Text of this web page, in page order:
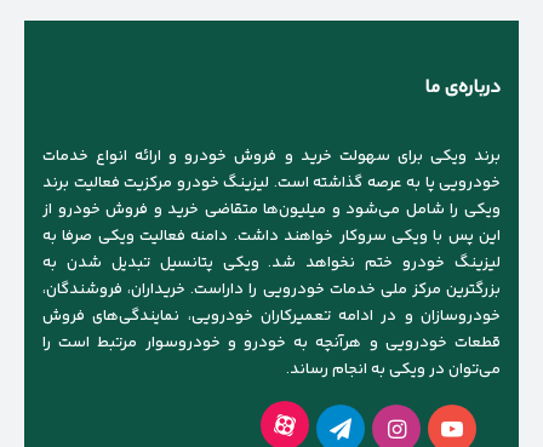
درباره‌ی ما
برند ویکی برای سهولت خرید و فروش خودرو و ارائه انواع خدمات
خودرویی پا به عرصه گذاشته است. لیزینگ خودرو مرکزیت فعالیت برند
ویکی را شامل می‌شود و میلیون‌ها متقاضی خرید و فروش خودرو از
این پس با ویکی سروکار خواهند داشت. دامنه فعالیت ویکی صرفا به
لیزینگ خودرو ختم نخواهد شد. ویکی پتانسیل تبدیل شدن به
بزرگترین مرکز ملی خدمات خودرویی را داراست. خریداران، فروشندگان،
خودروسازان و در ادامه تعمیرکاران خودرویی، نمایندگی‌های فروش
قطعات خودرویی و هرآنچه به خودرو و خودروسوار مرتبط است را
می‌توان در ویکی به انجام رساند.
یوتیوباینستاگرام
تلگرام آپارات